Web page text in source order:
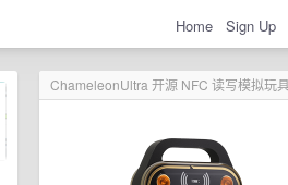
Home Sign Up
ChameleonUltra 开源 NFC 读写模拟玩